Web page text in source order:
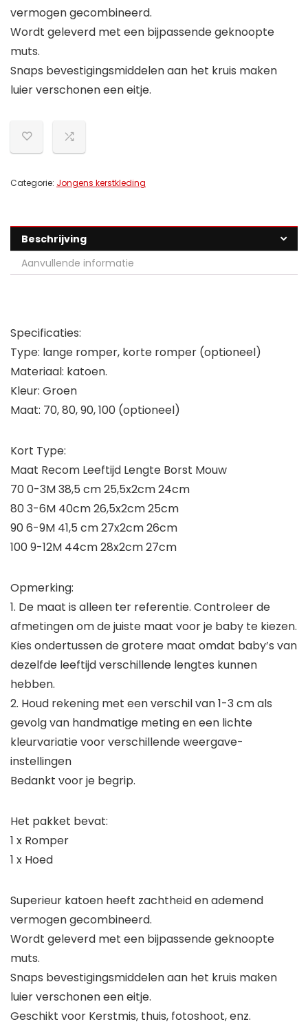
vermogen gecombineerd.
Wordt geleverd met een bijpassende geknoopte
muts.
Snaps bevestigingsmiddelen aan het kruis maken
luier verschonen een eitje.
Categorie: Jongens kerstkleding
Beschrijving
Aanvullende informatie
Specificaties:
Type: lange romper, korte romper (optioneel)
Materiaal: katoen.
Kleur: Groen
Maat: 70, 80, 90, 100 (optioneel)
Kort Type:
Maat Recom Leeftijd Lengte Borst Mouw
70 0-3M 38,5 cm 25,5x2cm 24cm
80 3-6M 40cm 26,5x2cm 25cm
90 6-9M 41,5 cm 27x2cm 26cm
100 9-12M 44cm 28x2cm 27cm
Opmerking:
1. De maat is alleen ter referentie. Controleer de
afmetingen om de juiste maat voor je baby te kiezen.
Kies ondertussen de grotere maat omdat baby’s van
dezelfde leeftijd verschillende lengtes kunnen
hebben.
2. Houd rekening met een verschil van 1-3 cm als
gevolg van handmatige meting en een lichte
kleurvariatie voor verschillende weergave-
instellingen
Bedankt voor je begrip.
Het pakket bevat:
1 x Romper
1 x Hoed
Superieur katoen heeft zachtheid en ademend
vermogen gecombineerd.
Wordt geleverd met een bijpassende geknoopte
muts.
Snaps bevestigingsmiddelen aan het kruis maken
luier verschonen een eitje.
Geschikt voor Kerstmis, thuis, fotoshoot, enz.